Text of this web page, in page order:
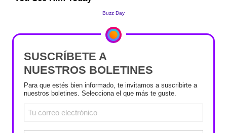
SUSCRÍBETE A
NUESTROS BOLETINES
Para que estés bien informado, te invitamos a suscribirte a
nuestros boletines. Selecciona el que más te guste.